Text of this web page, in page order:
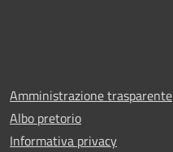
Amministrazione trasparente
Albo pretorio
Informativa privacy